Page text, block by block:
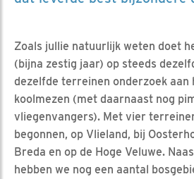
Zoals jullie natuurlijk weten doet
(bijna zestig jaar) op steeds
dezelfde terreinen onderzoek aan
koolmezen (met daarnaast nog
vliegenvangers). Met vier
begonnen, op Vlieland, bij
Breda en op de Hoge Veluwe.
hebben we nog een aantal